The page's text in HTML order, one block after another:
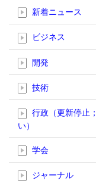
新着ニュース
ビジネス
開発
技術
行政（更新停止
い）
学会
ジャーナル